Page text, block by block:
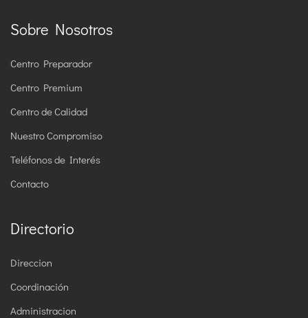
Sobre Nosotros
Centro Preparador
Centro Premium
Centro de Calidad
Nuestro Compromiso
Teléfonos de Interés
Contacto
Directorio
Direccion
Coordinación
Administracion